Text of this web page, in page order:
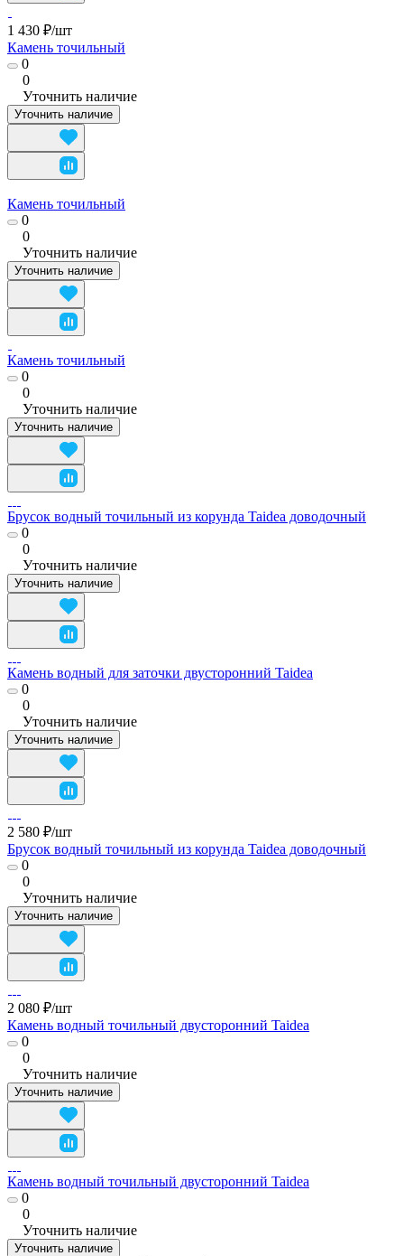
1 430 ₽/шт
Камень точильный
0
0
Уточнить наличие
Уточнить наличие
Камень точильный
0
0
Уточнить наличие
Уточнить наличие
Камень точильный
0
0
Уточнить наличие
Уточнить наличие
Брусок водный точильный из корунда Taidea доводочный
0
0
Уточнить наличие
Уточнить наличие
Камень водный для заточки двусторонний Taidea
0
0
Уточнить наличие
Уточнить наличие
2 580 ₽/шт
Брусок водный точильный из корунда Taidea доводочный
0
0
Уточнить наличие
Уточнить наличие
2 080 ₽/шт
Камень водный точильный двусторонний Taidea
0
0
Уточнить наличие
Уточнить наличие
Камень водный точильный двусторонний Taidea
0
0
Уточнить наличие
Уточнить наличие